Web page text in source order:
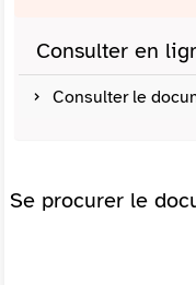
Consulter en
Consulter le
Se procurer le